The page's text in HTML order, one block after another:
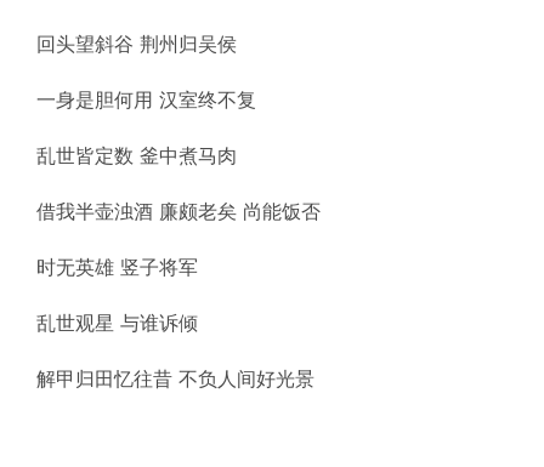
回头望斜谷 荆州归吴侯
一身是胆何用 汉室终不复
乱世皆定数 釜中煮马肉
借我半壶浊酒 廉颇老矣 尚能饭否
时无英雄 竖子将军
乱世观星 与谁诉倾
解甲归田忆往昔 不负人间好光景